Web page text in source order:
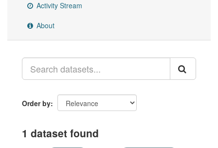
Activity Stream
About
Order by
1 dataset found